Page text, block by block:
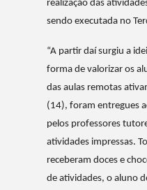
realização das
sendo executada no
“A partir daí surgiu a
forma de valorizar os
das aulas remotas
(14), foram entregues
pelos professores
atividades impressas.
receberam doces e
de atividades, o aluno